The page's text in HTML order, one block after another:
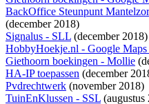
BackOffice Steunpunt
(december 2018)
Signalus - SLL (december 2018)
HobbyHoekje.nl - Google
Giethoorn boekingen - Mollie
HA-IP toepassen (december
Pvdrechtwerk (november 2018)
TuinEnKlussen - SSL (augustus